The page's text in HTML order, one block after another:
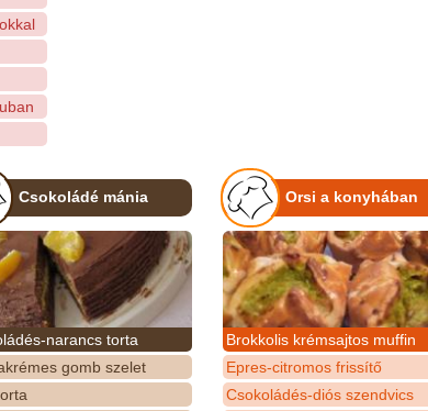
Csokoládé mánia
narancs torta
gomb szelet
Orsi a konyhában
Brokkolis krémsajtos muffin
Epres-citromos frissítő
Csokoládés-diós szendvics